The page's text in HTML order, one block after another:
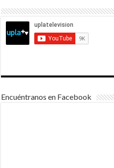
Encuéntranos en Facebook